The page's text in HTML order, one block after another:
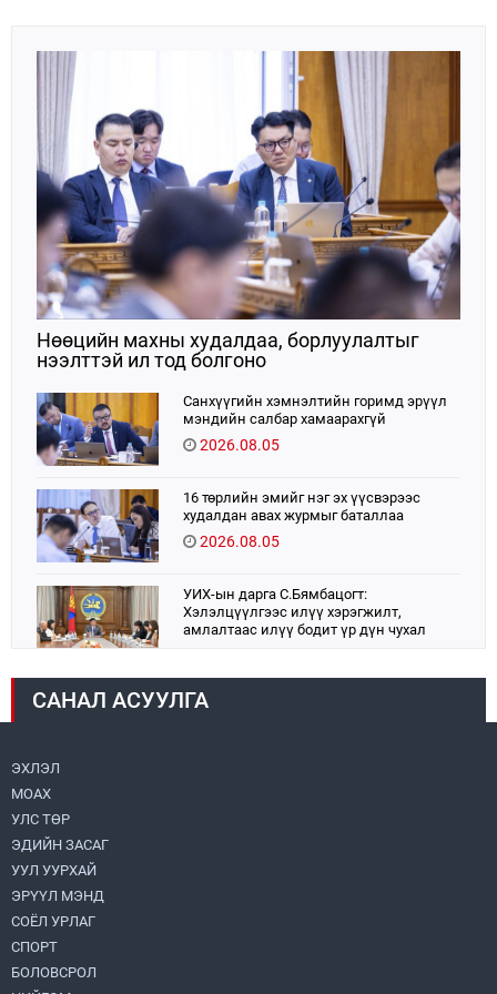
Нөөцийн махны худалдаа, борлуулалтыг
нээлттэй ил тод болгоно
Санхүүгийн хэмнэлтийн горимд эрүүл
мэндийн салбар хамаарахгүй
2026.08.05
16 төрлийн эмийг нэг эх үүсвэрээс
худалдан авах журмыг баталлаа
2026.08.05
УИХ-ын дарга С.Бямбацогт:
Хэлэлцүүлгээс илүү хэрэгжилт,
амлалтаас илүү бодит үр дүн чухал
Монголбанк 7 дугаар сард 1,439.2 кг үнэт
САНАЛ АСУУЛГА
ЭХЛЭЛ
МОАХ
УЛС ТӨР
ЭДИЙН ЗАСАГ
УУЛ УУРХАЙ
ЭРҮҮЛ МЭНД
СОЁЛ УРЛАГ
СПОРТ
БОЛОВСРОЛ